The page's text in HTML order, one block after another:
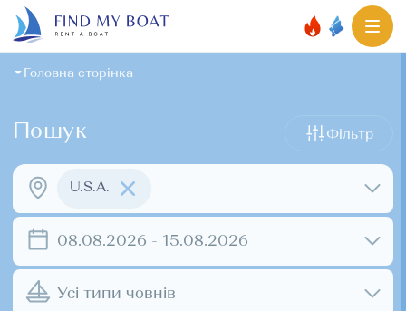
Головна сторінка
Пошук Фільтр
U.S.A.
08.08.2026 - 15.08.2026
Усі типи човнів